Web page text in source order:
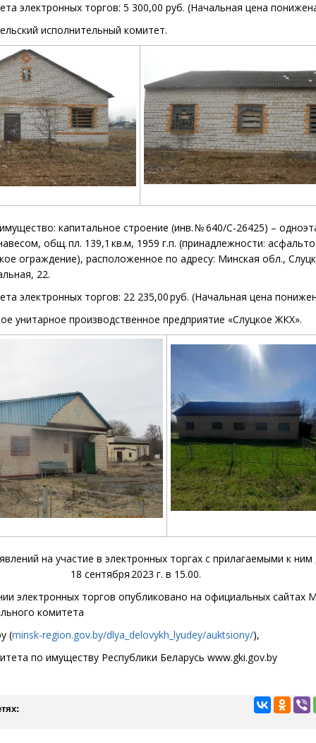
электронных торгов: 5 300,00 руб. (Начальная цена
исполнительный комитет.
капитальное строение (инв. № 640/С-26425) –
общ. пл. 139,1 кв.м, 1959 г.п. (принадлежности:
ограждение), расположенное по адресу: Минская обл.,
22.
электронных торгов: 22 235,00 руб. (Начальная цена
унитарное производственное предприятие «Слуцкое ЖКХ».
на участие в электронных торгах с прилагаемыми к
18 сентября 2023 г. в 15.00.
электронных торгов опубликовано на официальных сайтах
комитета
(minsk-region.gov.by/dlya_delovykh_lyudey/auktsiony/),
по имуществу Республики Беларусь www.gki.gov.by